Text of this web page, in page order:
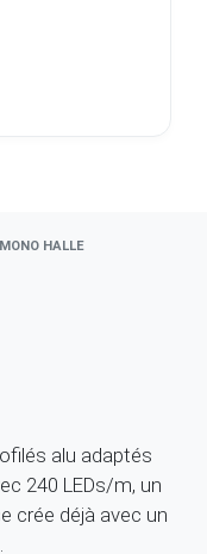
alu adaptés
240 LEDs/m, un
crée déjà avec un